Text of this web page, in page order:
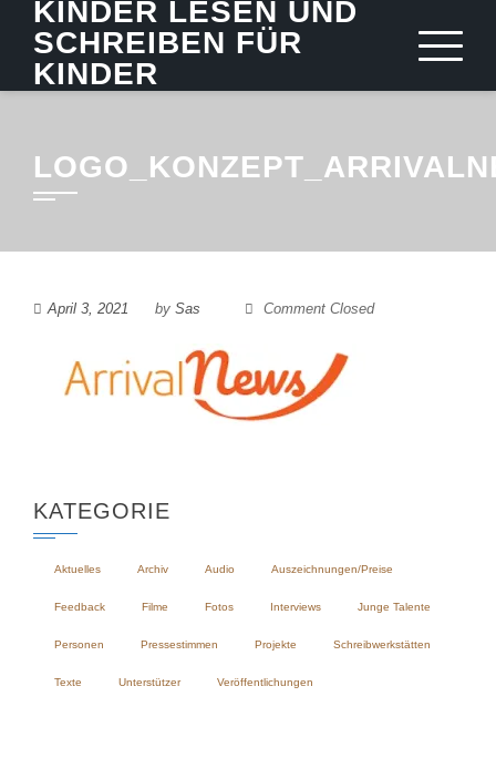
content
KINDER LESEN UND
SCHREIBEN FÜR
KINDER
April 3, 2021 by Sas Comment Closed
KATEGORIE
Aktuelles Archiv Audio Auszeichnungen/Preise
Feedback Filme Fotos Interviews Junge Talente
Personen Pressestimmen Projekte Schreibwerkstätten
Texte Unterstützer Veröffentlichungen